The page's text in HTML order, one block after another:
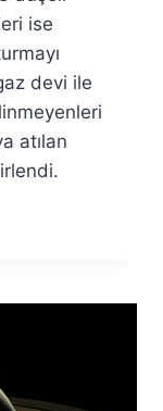
ise
devi ile
atılan